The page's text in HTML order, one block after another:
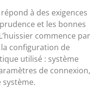
à des exigences
et les bonnes
commence par
configuration de
utilisé : système
de connexion,